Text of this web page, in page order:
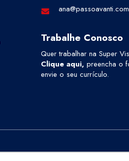
Trabalhe Conosco
Quer trabalhar na Super
Clique aqui, preencha o
envie o seu currículo.